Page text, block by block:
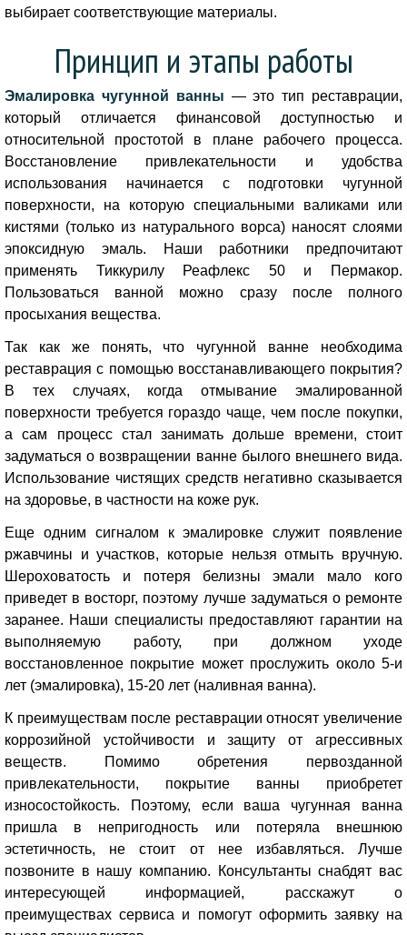
выбирает соответствующие материалы.
Принцип и этапы работы
Эмалировка чугунной ванны — это тип реставрации,
который отличается финансовой доступностью и
относительной простотой в плане рабочего процесса.
Восстановление привлекательности и удобства
использования начинается с подготовки чугунной
поверхности, на которую специальными валиками или
кистями (только из натурального ворса) наносят слоями
эпоксидную эмаль. Наши работники предпочитают
применять Тиккурилу Реафлекс 50 и Пермакор.
Пользоваться ванной можно сразу после полного
просыхания вещества.
Так как же понять, что чугунной ванне необходима
реставрация с помощью восстанавливающего покрытия?
В тех случаях, когда отмывание эмалированной
поверхности требуется гораздо чаще, чем после покупки,
а сам процесс стал занимать дольше времени, стоит
задуматься о возвращении ванне былого внешнего вида.
Использование чистящих средств негативно сказывается
на здоровье, в частности на коже рук.
Еще одним сигналом к эмалировке служит появление
ржавчины и участков, которые нельзя отмыть вручную.
Шероховатость и потеря белизны эмали мало кого
приведет в восторг, поэтому лучше задуматься о ремонте
заранее. Наши специалисты предоставляют гарантии на
выполняемую работу, при должном уходе
восстановленное покрытие может прослужить около 5-и
лет (эмалировка), 15-20 лет (наливная ванна).
К преимуществам после реставрации относят увеличение
коррозийной устойчивости и защиту от агрессивных
веществ. Помимо обретения первозданной
привлекательности, покрытие ванны приобретет
износостойкость. Поэтому, если ваша чугунная ванна
пришла в непригодность или потеряла внешнюю
эстетичность, не стоит от нее избавляться. Лучше
позвоните в нашу компанию. Консультанты снабдят вас
интересующей информацией, расскажут о
преимуществах сервиса и помогут оформить заявку на